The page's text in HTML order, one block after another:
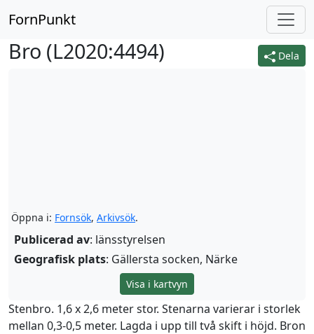
FornPunkt
Dela
Bro (L2020:4494)
Öppna i: Fornsök, Arkivsök.
Publicerad av: länsstyrelsen
Geografisk plats: Gällersta socken, Närke
Visa i kartvyn
Stenbro. 1,6 x 2,6 meter stor. Stenarna varierar i storlek
mellan 0,3-0,5 meter. Lagda i upp till två skift i höjd. Bron